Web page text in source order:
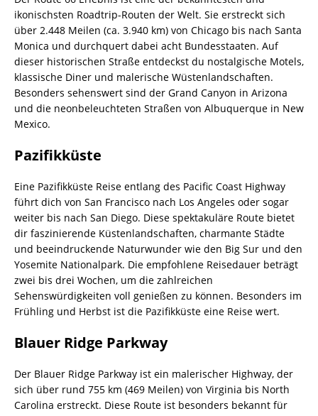
ikonischsten Roadtrip-Routen der Welt. Sie erstreckt sich
über 2.448 Meilen (ca. 3.940 km) von Chicago bis nach Santa
Monica und durchquert dabei acht Bundesstaaten. Auf
dieser historischen Straße entdeckst du nostalgische Motels,
klassische Diner und malerische Wüstenlandschaften.
Besonders sehenswert sind der Grand Canyon in Arizona
und die neonbeleuchteten Straßen von Albuquerque in New
Mexico.
Pazifikküste
Eine Pazifikküste Reise entlang des Pacific Coast Highway
führt dich von San Francisco nach Los Angeles oder sogar
weiter bis nach San Diego. Diese spektakuläre Route bietet
dir faszinierende Küstenlandschaften, charmante Städte
und beeindruckende Naturwunder wie den Big Sur und den
Yosemite Nationalpark. Die empfohlene Reisedauer beträgt
zwei bis drei Wochen, um die zahlreichen
Sehenswürdigkeiten voll genießen zu können. Besonders im
Frühling und Herbst ist die Pazifikküste eine Reise wert.
Blauer Ridge Parkway
Der Blauer Ridge Parkway ist ein malerischer Highway, der
sich über rund 755 km (469 Meilen) von Virginia bis North
Carolina erstreckt. Diese Route ist besonders bekannt für